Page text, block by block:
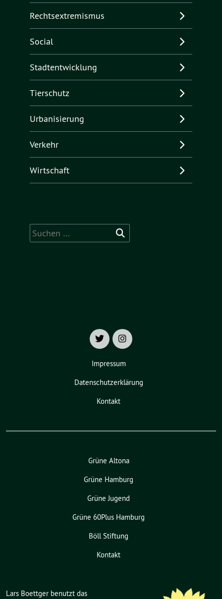
Rechtsextremismus
Social
Stadtentwicklung
Tierschutz
Urbanisierung
Verkehr
Wirtschaft
Suchen
nach:
Impressum
Datenschutzerklärung
Kontakt
Grüne Altona
Grüne Hamburg
Grüne Jugend
Grüne 60Plus Hamburg
Böll Stiftung
Kontakt
Lars Boettger benutzt das